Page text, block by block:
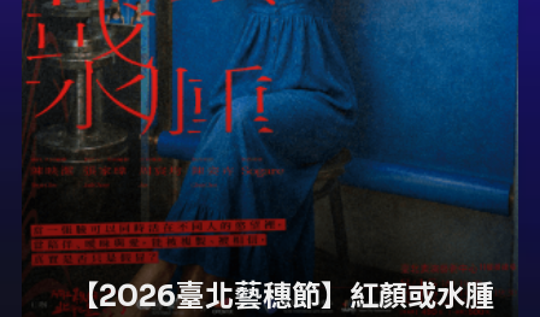
【2026臺北藝穗節】紅顏或水腫